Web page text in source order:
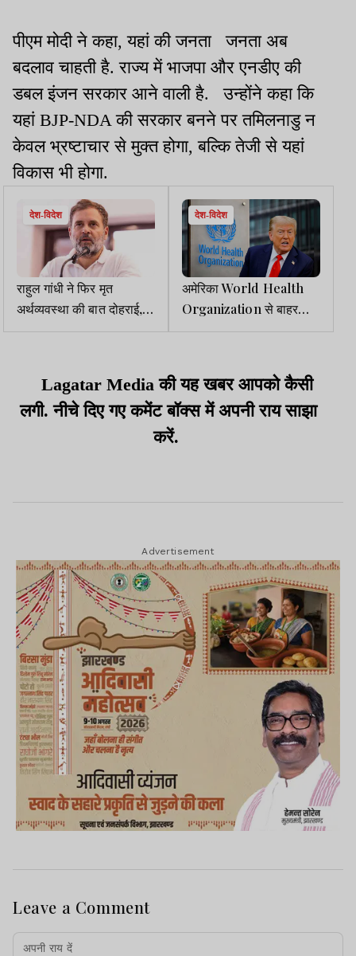
पीएम मोदी ने कहा, यहां की जनता जनता अब
बदलाव चाहती है. राज्य में भाजपा और एनडीए की
डबल इंजन सरकार आने वाली है. उन्होंने कहा कि
यहां BJP-NDA की सरकार बनने पर तमिलनाडु न
केवल भ्रष्टाचार से मुक्त होगा, बल्कि तेजी से यहां
विकास भी होगा.
देश-विदेश
राहुल गांधी ने फिर मृत
अर्थव्यवस्था की बात दोहराई,
टैरिफ का जिक्र किया, कहा,
देश-विदेश
अमेरिका World Health
Organization से बाहर
निकला, लगाया अमेरिकी हितों
Lagatar Media की यह खबर आपको कैसी
लगी. नीचे दिए गए कमेंट बॉक्स में अपनी राय साझा
करें.
Advertisement
Leave a Comment